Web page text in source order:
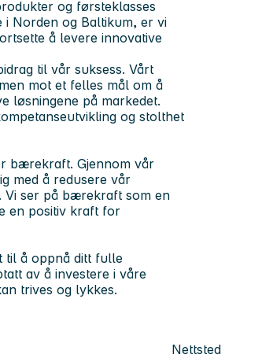
og førsteklasses
Norden og Baltikum, er vi
å levere innovative
til vår suksess. Vårt
mot et felles mål om å
løsningene på markedet.
og stolthet
bærekraft. Gjennom vår
med å redusere vår
Vi ser på bærekraft som en
en positiv kraft for
til å oppnå ditt fulle
av å investere i våre
trives og lykkes.
Nettsted